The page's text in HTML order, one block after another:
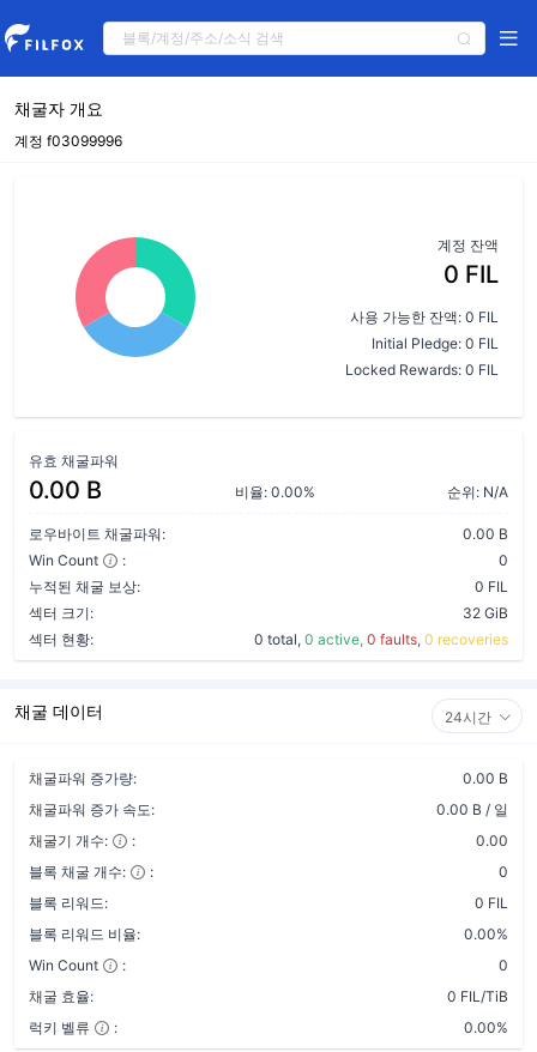
채굴자 개요
계정 f03099996
계정 잔액
0 FIL
사용 가능한 잔액: 0 FIL
Initial Pledge: 0 FIL
Locked Rewards: 0 FIL
유효 채굴파워
0.00 B 비율: 0.00% 순위: N/A
로우바이트 채굴파워:
0.00 B
Win Count
:
0
누적된 채굴 보상:
0 FIL
섹터 크기:
32 GiB
섹터 현황:
0 total, 0 active, 0 faults, 0 recoveries
채굴 데이터 24시간
채굴파워 증가량:
0.00 B
채굴파워 증가 속도:
0.00 B / 일
채굴기 개수:
:
0.00
블록 채굴 개수:
:
0
블록 리워드:
0 FIL
블록 리워드 비율:
0.00%
Win Count
:
0
채굴 효율:
0 FIL/TiB
럭키 벨류
: 0.00%